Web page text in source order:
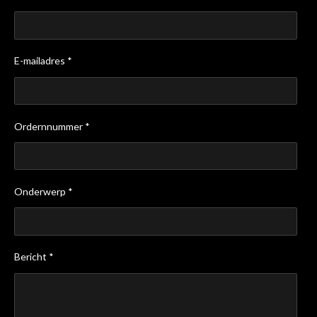
E-mailadres *
Ordernnummer *
Onderwerp *
Bericht *